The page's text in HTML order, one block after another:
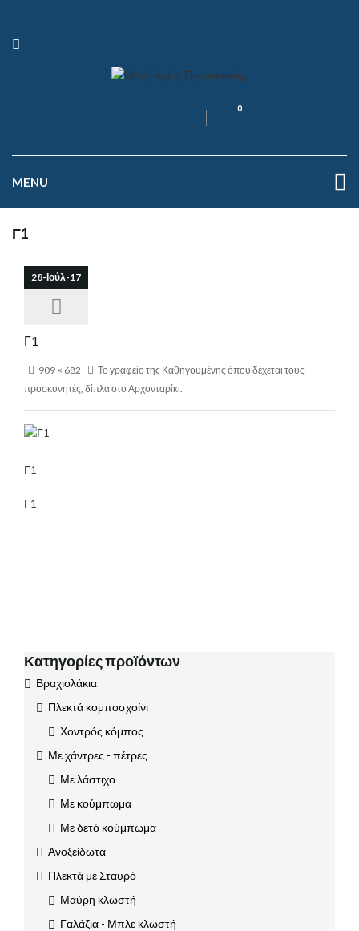
0
MENU
Γ1
28-Ιούλ-17
Γ1
909 × 682
Το γραφείο της Καθηγουμένης όπου δέχεται τους
προσκυνητές, δίπλα στο Αρχονταρίκι.
Γ1
Γ1
Κατηγορίες προϊόντων
Βραχιολάκια
Πλεκτά κομποσχοίνι
Χοντρός κόμπος
Με χάντρες - πέτρες
Με λάστιχο
Με κούμπωμα
Με δετό κούμπωμα
Ανοξείδωτα
Πλεκτά με Σταυρό
Μαύρη κλωστή
Γαλάζια - Μπλε κλωστή